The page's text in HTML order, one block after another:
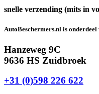
snelle verzending (mits in
AutoBeschermers.nl is onderdeel
Hanzeweg 9C
9636 HS Zuidbroek
+31 (0)598 226 622